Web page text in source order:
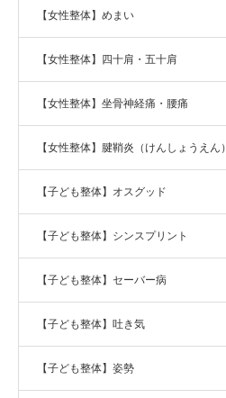
【女性整体】めまい
【女性整体】四十肩・五十肩
【女性整体】坐骨神経痛・腰痛
【女性整体】腱鞘炎（けんしょうえん）
【子ども整体】オスグッド
【子ども整体】シンスプリント
【子ども整体】セーバー病
【子ども整体】吐き気
【子ども整体】姿勢